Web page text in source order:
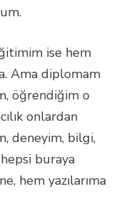
ise hem
Ama diplomam
öğrendiğim o
onlardan
deneyim, bilgi,
buraya
hem yazılarıma